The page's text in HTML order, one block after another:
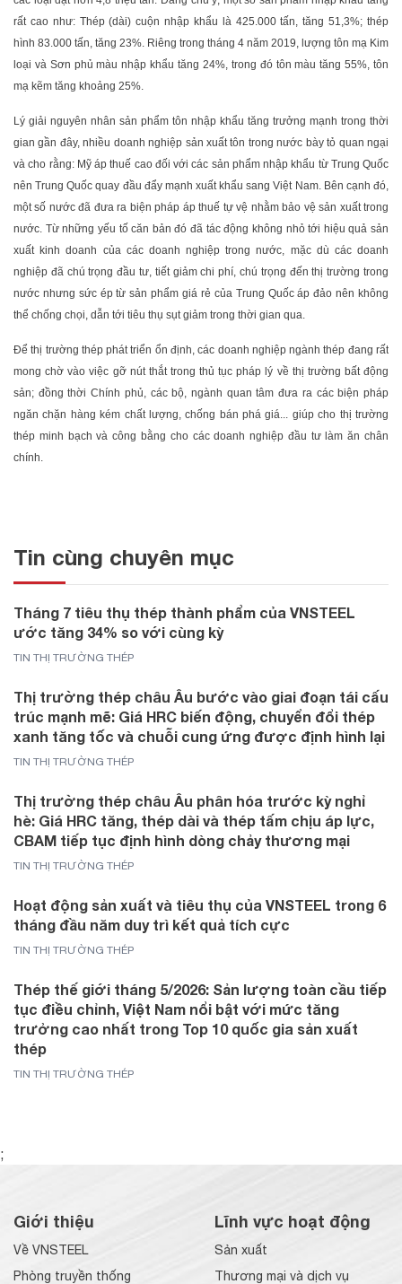
rất cao như: Thép (dài) cuộn nhập khẩu là 425.000 tấn, tăng 51,3%; thép
hình 83.000 tấn, tăng 23%. Riêng trong tháng 4 năm 2019, lượng tôn mạ Kim
loại và Sơn phủ màu nhập khẩu tăng 24%, trong đó tôn màu tăng 55%, tôn
mạ kẽm tăng khoảng 25%.
Lý giải nguyên nhân sản phẩm tôn nhập khẩu tăng trưởng mạnh trong thời
gian gần đây, nhiều doanh nghiệp sản xuất tôn trong nước bày tỏ quan ngại
và cho rằng: Mỹ áp thuế cao đối với các sản phẩm nhập khẩu từ Trung Quốc
nên Trung Quốc quay đầu đẩy mạnh xuất khẩu sang Việt Nam. Bên cạnh đó,
một số nước đã đưa ra biện pháp áp thuế tự vệ nhằm bảo vệ sản xuất trong
nước. Từ những yếu tố căn bản đó đã tác động không nhỏ tới hiệu quả sản
xuất kinh doanh của các doanh nghiệp trong nước, mặc dù các doanh
nghiệp đã chú trọng đầu tư, tiết giảm chi phí, chú trọng đến thị trường trong
nước nhưng sức ép từ sản phẩm giá rẻ của Trung Quốc áp đảo nên không
thể chống chọi, dẫn tới tiêu thụ sụt giảm trong thời gian qua.
Để thị trường thép phát triển ổn định, các doanh nghiệp ngành thép đang rất
mong chờ vào việc gỡ nút thắt trong thủ tục pháp lý về thị trường bất động
sản; đồng thời Chính phủ, các bộ, ngành quan tâm đưa ra các biện pháp
ngăn chặn hàng kém chất lượng, chống bán phá giá... giúp cho thị trường
thép minh bạch và công bằng cho các doanh nghiệp đầu tư làm ăn chân
chính.
Tin cùng chuyên mục
Tháng 7 tiêu thụ thép thành phẩm của VNSTEEL
ước tăng 34% so với cùng kỳ
TIN THỊ TRƯỜNG THÉP
Thị trường thép châu Âu bước vào giai đoạn tái cấu
trúc mạnh mẽ: Giá HRC biến động, chuyển đổi thép
xanh tăng tốc và chuỗi cung ứng được định hình lại
TIN THỊ TRƯỜNG THÉP
Thị trường thép châu Âu phân hóa trước kỳ nghỉ
hè: Giá HRC tăng, thép dài và thép tấm chịu áp lực,
CBAM tiếp tục định hình dòng chảy thương mại
TIN THỊ TRƯỜNG THÉP
Hoạt động sản xuất và tiêu thụ của VNSTEEL trong 6
tháng đầu năm duy trì kết quả tích cực
TIN THỊ TRƯỜNG THÉP
Thép thế giới tháng 5/2026: Sản lượng toàn cầu tiếp
tục điều chỉnh, Việt Nam nổi bật với mức tăng
trưởng cao nhất trong Top 10 quốc gia sản xuất
thép
TIN THỊ TRƯỜNG THÉP
;
Giới thiệu
Về VNSTEEL
Phòng truyền thống
Lĩnh vực hoạt động
Sản xuất
Thương mại và dịch vụ